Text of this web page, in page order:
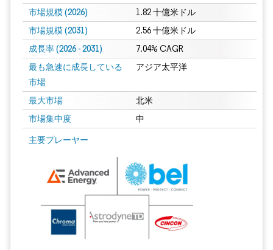
市場規模 (2026) 1.82 十億米ドル
市場規模 (2031) 2.56 十億米ドル
成長率 (2026 - 2031) 7.04% CAGR
最も急速に成長している
市場
アジア太平洋
最大市場 北米
市場集中度 中
主要プレーヤー
画像 © Mordor Intelligence。再利用にはCC BY 4.0の表示が必要です。